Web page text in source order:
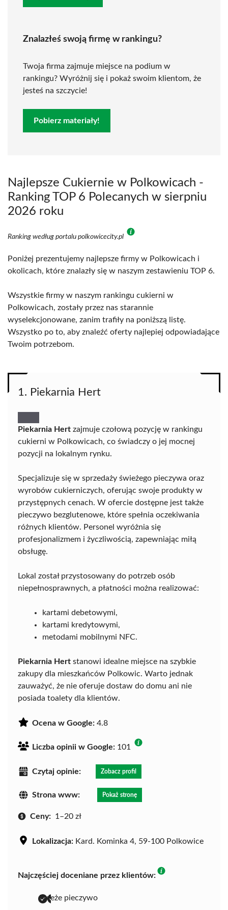
Znalazłeś swoją firmę w rankingu?
Twoja firma zajmuje miejsce na podium w
rankingu? Wyróżnij się i pokaż swoim klientom, że
jesteś na szczycie!
Pobierz materiały!
Najlepsze Cukiernie w Polkowicach -
Ranking TOP 6 Polecanych w sierpniu
2026 roku
Ranking według portalu polkowicecity.pl
Poniżej prezentujemy najlepsze firmy w Polkowicach i
okolicach, które znalazły się w naszym zestawieniu TOP 6.
Wszystkie firmy w naszym rankingu cukierni w
Polkowicach, zostały przez nas starannie
wyselekcjonowane, zanim trafiły na poniższą listę.
Wszystko po to, aby znaleźć oferty najlepiej odpowiadające
Twoim potrzebom.
1. Piekarnia Hert
Piekarnia Hert zajmuje czołową pozycję w rankingu
cukierni w Polkowicach, co świadczy o jej mocnej
pozycji na lokalnym rynku.
Specjalizuje się w sprzedaży świeżego pieczywa oraz
wyrobów cukierniczych, oferując swoje produkty w
przystępnych cenach. W ofercie dostępne jest także
pieczywo bezglutenowe, które spełnia oczekiwania
różnych klientów. Personel wyróżnia się
profesjonalizmem i życzliwością, zapewniając miłą
obsługę.
Lokal został przystosowany do potrzeb osób
niepełnosprawnych, a płatności można realizować:
kartami debetowymi,
kartami kredytowymi,
metodami mobilnymi NFC.
Piekarnia Hert stanowi idealne miejsce na szybkie
zakupy dla mieszkańców Polkowic. Warto jednak
zauważyć, że nie oferuje dostaw do domu ani nie
posiada toalety dla klientów.
Ocena w Google: 4.8
Liczba opinii w Google: 101
Czytaj opinie: Zobacz profil
Strona www: Pokaż stronę
Ceny: 1–20 zł
Lokalizacja: Kard. Kominka 4, 59-100 Polkowice
Najczęściej doceniane przez klientów:
świeże pieczywo